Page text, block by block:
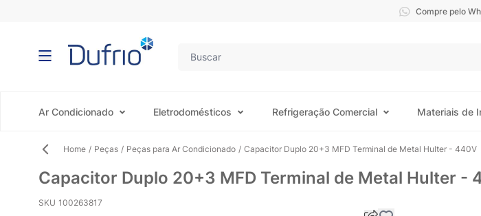
Compre pelo
Ar Condicionado Eletrodomésticos Refrigeração Comercial Materiais de
Home / Peças / Peças para Ar Condicionado / Capacitor Duplo 20+3 MFD Terminal de Metal Hulter - 440V
Capacitor Duplo 20+3 MFD Terminal de Metal Hulter -
SKU 100263817